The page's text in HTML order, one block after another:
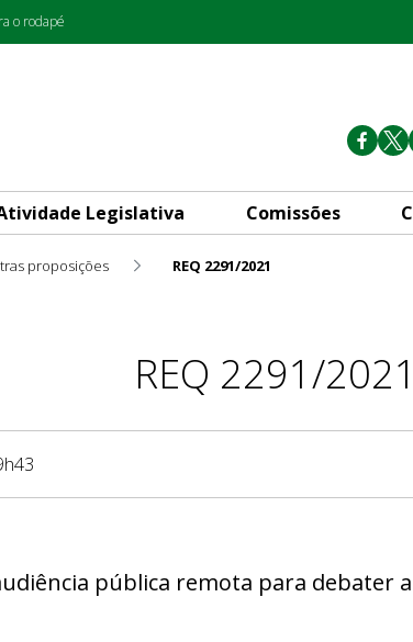
o rodapé
Legislativa Comissões
proposições REQ 2291/2021
REQ 2291/2021
pública remota para debater